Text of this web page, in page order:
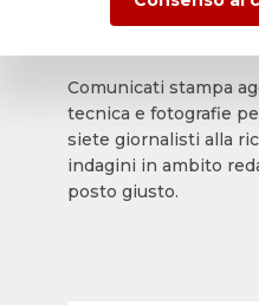
Comunicati stampa
tecnica e fotografie
siete giornalisti alla
indagini in ambito
posto giusto.